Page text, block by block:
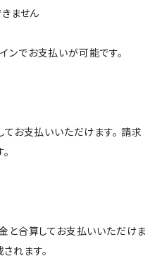
ません
ンでお支払いが可能です。
お支払いいただけます。 請求
合算してお支払いいただけま
れます。